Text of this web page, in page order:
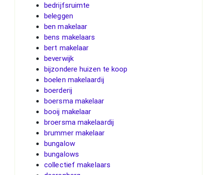
bedrijfsruimte
beleggen
ben makelaar
bens makelaars
bert makelaar
beverwijk
bijzondere huizen te koop
boelen makelaardij
boerderij
boersma makelaar
booij makelaar
broersma makelaardij
brummer makelaar
bungalow
bungalows
collectief makelaars